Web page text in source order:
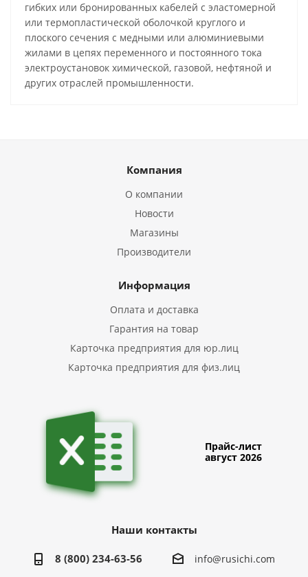
гибких или бронированных кабелей с эластомерной
или термопластической оболочкой круглого и
плоского сечения с медными или алюминиевыми
жилами в цепях переменного и постоянного тока
электроустановок химической, газовой, нефтяной и
других отраслей промышленности.
Компания
О компании
Новости
Магазины
Производители
Информация
Оплата и доставка
Гарантия на товар
Карточка предприятия для юр.лиц
Карточка предприятия для физ.лиц
Прайс-лист
август 2026
Наши контакты
8 (800) 234-63-56 info@rusichi.com